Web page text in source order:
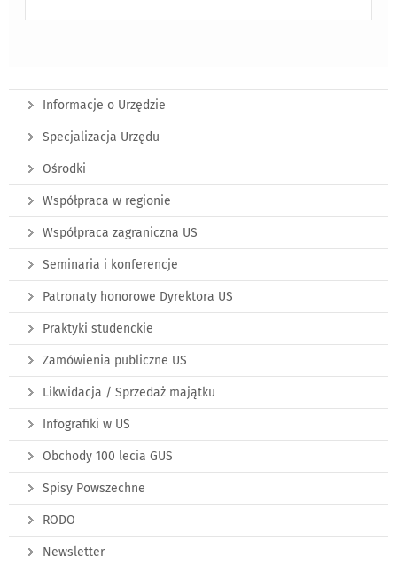
Informacje o Urzędzie
Specjalizacja Urzędu
Ośrodki
Współpraca w regionie
Współpraca zagraniczna US
Seminaria i konferencje
Patronaty honorowe Dyrektora US
Praktyki studenckie
Zamówienia publiczne US
Likwidacja / Sprzedaż majątku
Infografiki w US
Obchody 100 lecia GUS
Spisy Powszechne
RODO
Newsletter